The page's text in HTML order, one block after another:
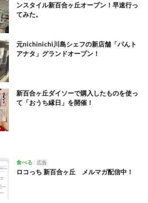
ンスタイル新百合ヶ丘オープン！早速行っ
てみた。
元nichinichi川島シェフの新店舗「パんト
アナタ」グランドオープン！
新百合ヶ丘ダイソーで購入したものを使っ
て「おうち縁日」を開催！
食べる 広告
ロコっち 新百合ヶ丘 メルマガ配信中！